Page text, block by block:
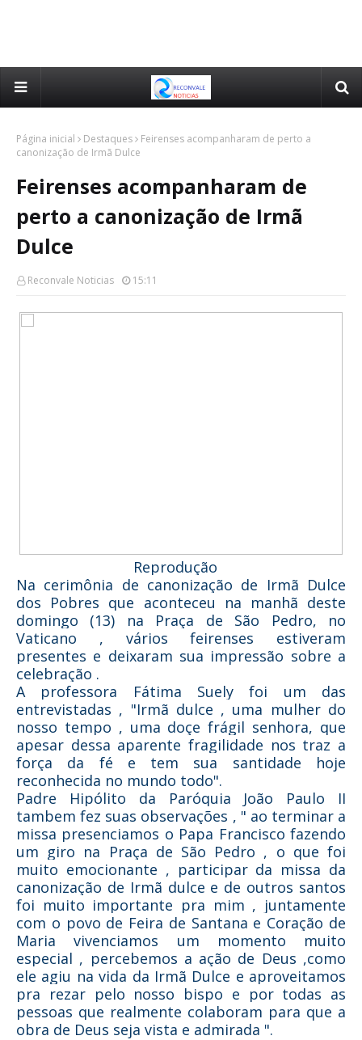
Página inicial Destaques
Feirenses acompanharam de perto a
canonização de Irmã Dulce
Feirenses acompanharam de
perto a canonização de Irmã
Dulce
Reconvale Noticias 15:11
Reprodução
Na cerimônia de canonização de Irmã Dulce
dos Pobres que aconteceu na manhã deste
domingo (13) na Praça de São Pedro, no
Vaticano , vários feirenses estiveram
presentes e deixaram sua impressão sobre a
celebração .
A professora Fátima Suely foi um das
entrevistadas , "Irmã dulce , uma mulher do
nosso tempo , uma doçe frágil senhora, que
apesar dessa aparente fragilidade nos traz a
força da fé e tem sua santidade hoje
reconhecida no mundo todo".
Padre Hipólito da Paróquia João Paulo II
tambem fez suas observações , " ao terminar a
missa presenciamos o Papa Francisco fazendo
um giro na Praça de São Pedro , o que foi
muito emocionante , participar da missa da
canonização de Irmã dulce e de outros santos
foi muito importante pra mim , juntamente
com o povo de Feira de Santana e Coração de
Maria vivenciamos um momento muito
especial , percebemos a ação de Deus ,como
ele agiu na vida da Irmã Dulce e aproveitamos
pra rezar pelo nosso bispo e por todas as
pessoas que realmente colaboram para que a
obra de Deus seja vista e admirada ".